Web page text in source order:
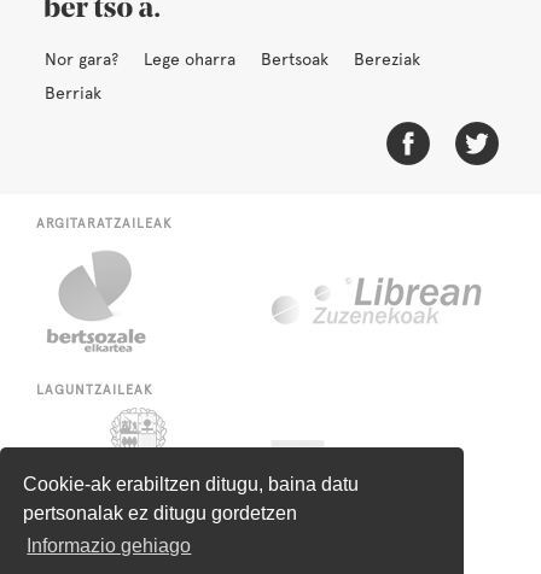
Cookie-ak erabiltzen ditugu, baina datu
pertsonalak ez ditugu gordetzen
Informazio gehiago
Nor gara? Lege oharra Bertsoak
Bereziak
Berriak
ARGITARATZAILEAK
LAGUNTZAILEAK